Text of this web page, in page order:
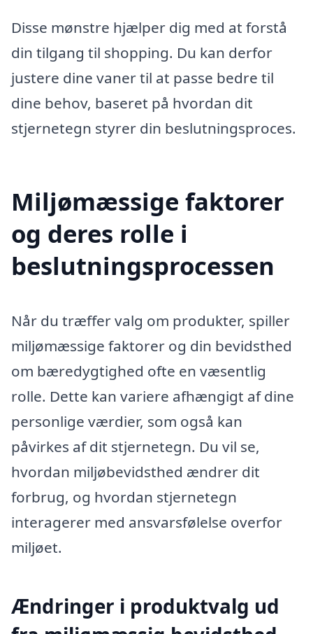
Disse mønstre hjælper dig med at forstå
din tilgang til shopping. Du kan derfor
justere dine vaner til at passe bedre til
dine behov, baseret på hvordan dit
stjernetegn styrer din beslutningsproces.
Miljømæssige faktorer
og deres rolle i
beslutningsprocessen
Når du træffer valg om produkter, spiller
miljømæssige faktorer og din bevidsthed
om bæredygtighed ofte en væsentlig
rolle. Dette kan variere afhængigt af dine
personlige værdier, som også kan
påvirkes af dit stjernetegn. Du vil se,
hvordan miljøbevidsthed ændrer dit
forbrug, og hvordan stjernetegn
interagerer med ansvarsfølelse overfor
miljøet.
Ændringer i produktvalg ud